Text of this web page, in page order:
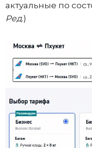
актуальные по
Ред.)